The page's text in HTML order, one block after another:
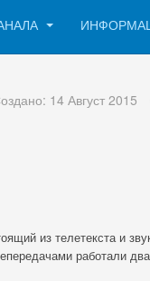
14 Август 2015
из телетекста и
работали